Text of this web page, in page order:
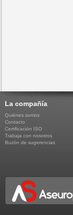
La compañía
Quiénes somos
Contacto
Certificación ISO
Trabaja con nosotros
Buzón de sugerencias